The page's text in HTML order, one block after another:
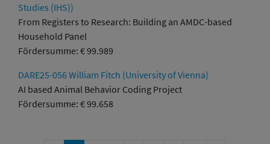
Studies (IHS))
From Registers to Research: Building an AMDC-based
Household Panel
Fördersumme: € 99.989
DARE25-056 William Fitch (University of Vienna)
AI based Animal Behavior Coding Project
Fördersumme: € 99.658